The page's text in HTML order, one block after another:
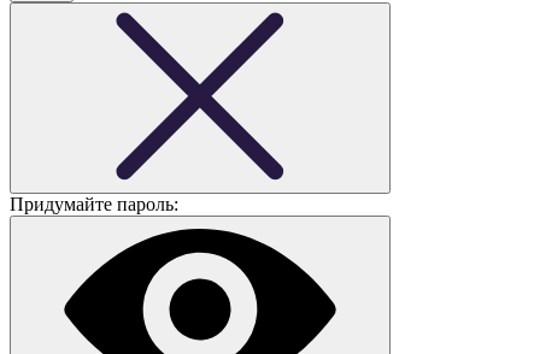
Придумайте пароль: